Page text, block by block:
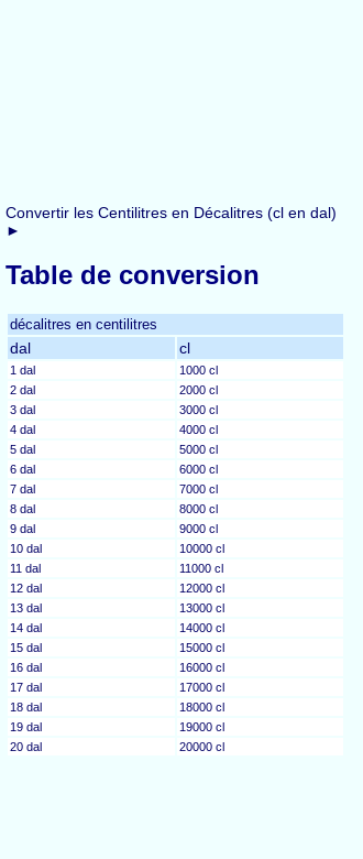
Convertir les Centilitres en Décalitres (cl en dal)
►
Table de conversion
décalitres en centilitres
dal cl
1 dal
1000 cl
2 dal
2000 cl
3 dal
3000 cl
4 dal
4000 cl
5 dal
5000 cl
6 dal
6000 cl
7 dal
7000 cl
8 dal
8000 cl
9 dal
9000 cl
10 dal
10000 cl
11 dal
11000 cl
12 dal
12000 cl
13 dal
13000 cl
14 dal
14000 cl
15 dal
15000 cl
16 dal
16000 cl
17 dal
17000 cl
18 dal
18000 cl
19 dal
19000 cl
20 dal
20000 cl